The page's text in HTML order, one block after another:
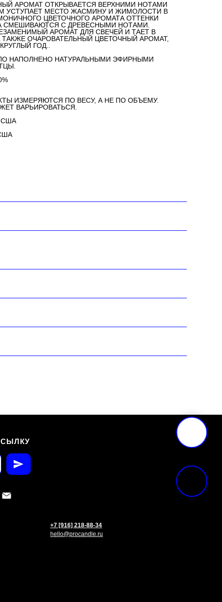
АРОМАТ ОТКРЫВАЕТСЯ ВЕРХНИМИ НОТАМИ
УСТУПАЕТ МЕСТО ЖАСМИНУ И ЖИМОЛОСТИ В
ЦВЕТОЧНОГО АРОМАТА ОТТЕНКИ
СМЕШИВАЮТСЯ С ДРЕВЕСНЫМИ НОТАМИ.
АРОМАТ ДЛЯ СВЕЧЕЙ И ТАЕТ В
ОЧАРОВАТЕЛЬНЫЙ ЦВЕТОЧНЫЙ АРОМАТ,
ГОД..
НАПОЛНЕНО НАТУРАЛЬНЫМИ ЭФИРНЫМИ
ИЗМЕРЯЮТСЯ ПО ВЕСУ, А НЕ ПО ОБЪЕМУ.
ВАРЬИРОВАТЬСЯ.
США
+7 [916] 218-88-34
hello@procandle.ru